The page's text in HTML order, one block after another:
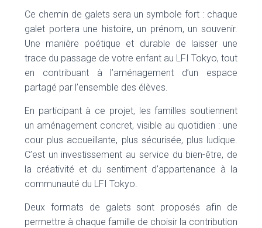
Ce chemin de galets sera un symbole fort : chaque
galet portera une histoire, un prénom, un souvenir.
Une manière poétique et durable de laisser une
trace du passage de votre enfant au LFI Tokyo, tout
en contribuant à l’aménagement d’un espace
partagé par l’ensemble des élèves.
En participant à ce projet, les familles soutiennent
un aménagement concret, visible au quotidien : une
cour plus accueillante, plus sécurisée, plus ludique.
C’est un investissement au service du bien-être, de
la créativité et du sentiment d’appartenance à la
communauté du LFI Tokyo.
Deux formats de galets sont proposés afin de
permettre à chaque famille de choisir la contribution